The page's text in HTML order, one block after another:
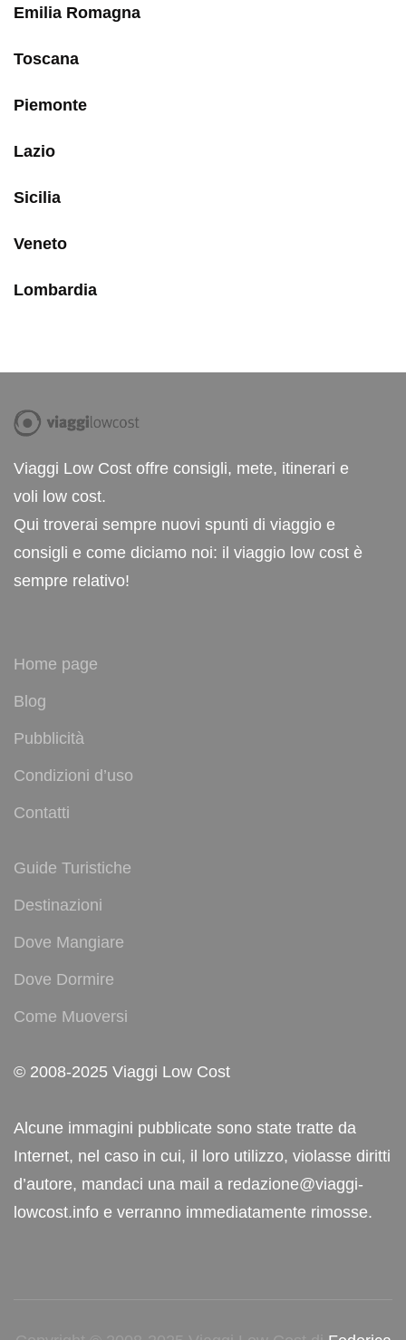
Emilia Romagna
Toscana
Piemonte
Lazio
Sicilia
Veneto
Lombardia
Viaggi Low Cost offre consigli, mete, itinerari e
voli low cost.
Qui troverai sempre nuovi spunti di viaggio e
consigli e come diciamo noi: il viaggio low cost è
sempre relativo!
Home page
Blog
Pubblicità
Condizioni d’uso
Contatti
Guide Turistiche
Destinazioni
Dove Mangiare
Dove Dormire
Come Muoversi
© 2008-2025 Viaggi Low Cost
Alcune immagini pubblicate sono state tratte da
Internet, nel caso in cui, il loro utilizzo, violasse diritti
d’autore, mandaci una mail a redazione@viaggi-
lowcost.info e verranno immediatamente rimosse.